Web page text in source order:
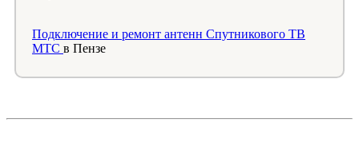
Подключение и ремонт антенн Спутникового ТВ
МТС в Пензе